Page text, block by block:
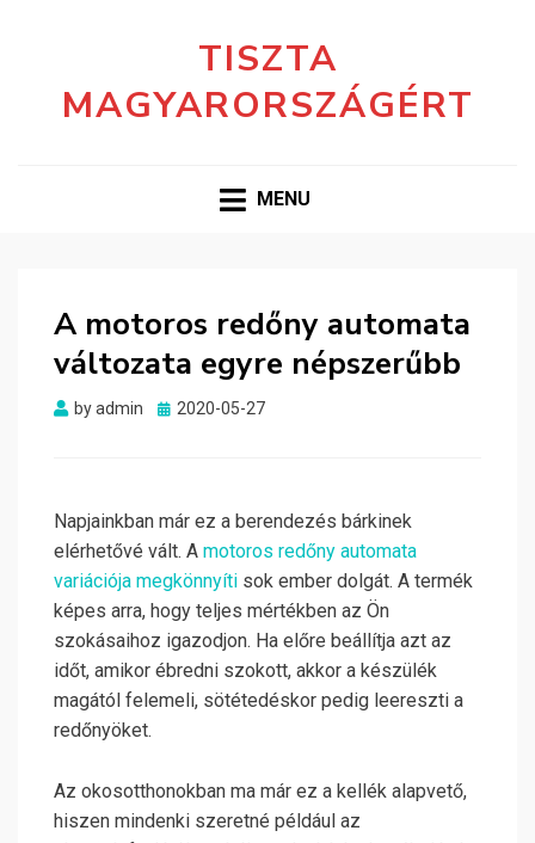
TISZTA
MAGYARORSZÁGÉRT
MENU
A motoros redőny automata
változata egyre népszerűbb
byadmin
Posted
2020-05-27
Napjainkban már ez a berendezés bárkinek
elérhetővé vált. A motoros redőny automata
variációja megkönnyíti sok ember dolgát. A termék
képes arra, hogy teljes mértékben az Ön
szokásaihoz igazodjon. Ha előre beállítja azt az
időt, amikor ébredni szokott, akkor a készülék
magától felemeli, sötétedéskor pedig leereszti a
redőnyöket.
Az okosotthonokban ma már ez a kellék alapvető,
hiszen mindenki szeretné például az